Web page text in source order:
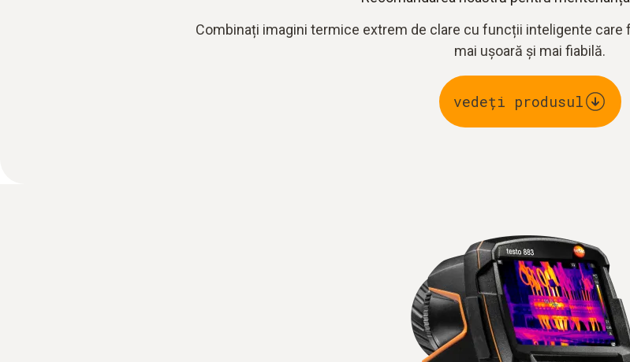
Combinați imagini termice extrem de clare cu funcții inteligente care
mai ușoară și mai fiabilă.
vedeți produsul